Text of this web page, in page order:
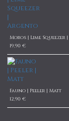
Moros | Lime Squeezer
19,90 €
Fauno | Peeler | Matt
12,90 €